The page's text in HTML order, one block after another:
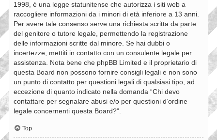
1998, è una legge statunitense che autorizza i siti web a
raccogliere informazioni da i minori di età inferiore a 13 anni.
Per avere tale consenso serve una richiesta scritta da parte
del genitore o tutore legale, permettendo la registrazione
delle informazioni scritte dal minore. Se hai dubbi o
incertezze, mettiti in contatto con un consulente legale per
assistenza. Nota bene che phpBB Limited e il proprietario di
questa Board non possono fornire consigli legali e non sono
un punto di contatto per questioni legali di qualsiasi tipo, ad
eccezione di quanto indicato nella domanda “Chi devo
contattare per segnalare abusi e/o per questioni d’ordine
legale concernenti questa Board?”.
Top